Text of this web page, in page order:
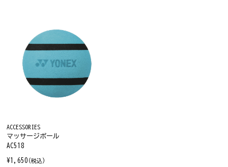
ACCESSORIES
マッサージボール
AC518
¥1,650 (税込)